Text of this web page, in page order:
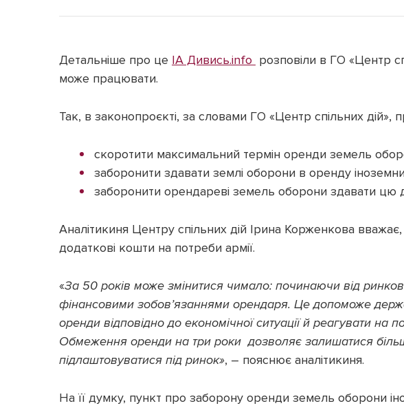
Детальніше про це ІА Дивись.info розповіли в ГО «Центр
може працювати.
Так, в законопроєкті, за словами ГО «Центр спільних дій»,
скоротити максимальний термін оренди земель
заборонити здавати землі оборони в оренду
заборонити орендареві земель оборони здавати цю
Аналітикиня Центру спільних дій Ірина Корженкова
додаткові кошти на потреби армії.
«За 50 років може змінитися чимало: починаючи від
фінансовими зобовʼязаннями орендаря. Це допоможе
оренди відповідно до економічної ситуації й реагувати на
Обмеження оренди на три роки дозволяє залишатися
підлаштовуватися під ринок», – пояснює аналітикиня.
На її думку, пункт про заборону оренди земель оборони